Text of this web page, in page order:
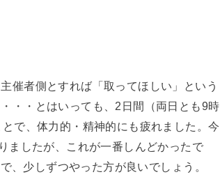
催者側とすれば「取ってほしい」という
・・とはいっても、2日間（両日とも9時
で、体力的・精神的にも疲れました。今
ましたが、これが一番しんどかったで
少しずつやった方が良いでしょう。